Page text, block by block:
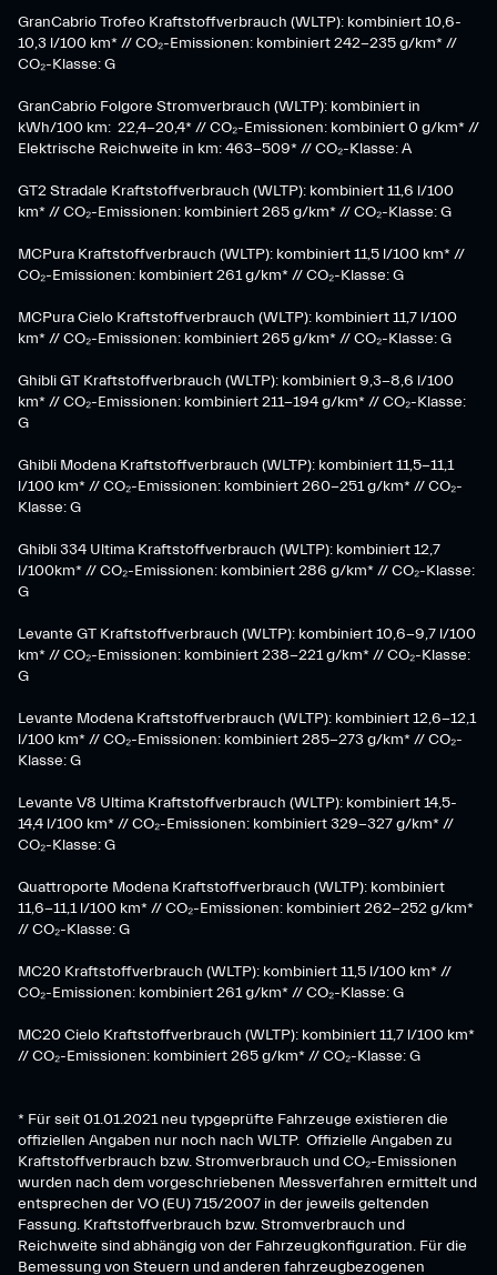
GranCabrio Trofeo Kraftstoffverbrauch (WLTP): kombiniert 10,6-
10,3 l/100 km* // CO₂-Emissionen: kombiniert 242-235 g/km* //
CO₂-Klasse: G
GranCabrio Folgore Stromverbrauch (WLTP): kombiniert in
kWh/100 km: 22,4-20,4* // CO₂-Emissionen: kombiniert 0 g/km* //
Elektrische Reichweite in km: 463-509* // CO₂-Klasse: A
GT2 Stradale Kraftstoffverbrauch (WLTP): kombiniert 11,6 l/100
km* // CO₂-Emissionen: kombiniert 265 g/km* // CO₂-Klasse: G
MCPura Kraftstoffverbrauch (WLTP): kombiniert 11,5 l/100 km* //
CO₂-Emissionen: kombiniert 261 g/km* // CO₂-Klasse: G
MCPura Cielo Kraftstoffverbrauch (WLTP): kombiniert 11,7 l/100
km* // CO₂-Emissionen: kombiniert 265 g/km* // CO₂-Klasse: G
Ghibli GT Kraftstoffverbrauch (WLTP): kombiniert 9,3-8,6 l/100
km* // CO₂-Emissionen: kombiniert 211-194 g/km* // CO₂-Klasse:
G
Ghibli Modena Kraftstoffverbrauch (WLTP): kombiniert 11,5-11,1
l/100 km* // CO₂-Emissionen: kombiniert 260-251 g/km*​ // CO₂-
Klasse: G​
Ghibli 334 Ultima Kraftstoffverbrauch (WLTP): kombiniert 12,7
l/100km* // CO₂-Emissionen: kombiniert 286 g/km* // CO₂-Klasse:
G
Levante GT Kraftstoffverbrauch (WLTP): kombiniert 10,6-9,7 l/100
km* // CO₂-Emissionen: kombiniert 238-221 g/km* ​// CO₂-Klasse:
G​
Levante Modena Kraftstoffverbrauch (WLTP): kombiniert 12,6-12,1
l/100 km* // CO₂-Emissionen: kombiniert 285-273 g/km*​ // CO₂-
Klasse: G
​Levante V8 Ultima Kraftstoffverbrauch (WLTP): kombiniert 14,5-
14,4 l/100 km* // CO₂-Emissionen: kombiniert 329-327 g/km* //
CO₂-Klasse: G
Quattroporte Modena Kraftstoffverbrauch (WLTP): kombiniert
11,6-11,1 l/100 km* // CO₂-Emissionen: kombiniert 262-252 g/km*
// CO₂-Klasse: G
MC20 Kraftstoffverbrauch (WLTP): kombiniert 11,5 l/100 km* //
CO₂-Emissionen: kombiniert 261 g/km* // CO₂-Klasse: G
MC20 Cielo Kraftstoffverbrauch (WLTP): kombiniert 11,7 l/100 km*
// CO₂-Emissionen: kombiniert 265 g/km* // CO₂-Klasse: G
* Für seit 01.01.2021 neu typgeprüfte Fahrzeuge existieren die
offiziellen Angaben nur noch nach WLTP. Offizielle Angaben zu
Kraftstoffverbrauch bzw. Stromverbrauch und CO₂-Emissionen
wurden nach dem vorgeschriebenen Messverfahren ermittelt und
entsprechen der VO (EU) 715/2007 in der jeweils geltenden
Fassung. Kraftstoffverbrauch bzw. Stromverbrauch und
Reichweite sind abhängig von der Fahrzeugkonfiguration. Für die
Bemessung von Steuern und anderen fahrzeugbezogenen